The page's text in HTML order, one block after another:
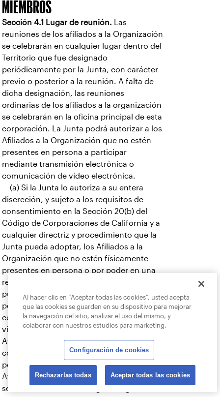
MIEMBROS
Sección 4.1 Lugar de reunión. Las
reuniones de los afiliados a la Organización
se celebrarán en cualquier lugar dentro del
Territorio que fue designado
periódicamente por la Junta, con carácter
previo o posterior a la reunión. A falta de
dicha designación, las reuniones
ordinarias de los afiliados a la organización
se celebrarán en la oficina principal de esta
corporación. La Junta podrá autorizar a los
Afiliados a la Organización que no estén
presentes en persona a participar
mediante transmisión electrónica o
comunicación de video electrónica.
(a) Si la Junta lo autoriza a su entera
discreción, y sujeto a los requisitos de
consentimiento en la Sección 20(b) del
Código de Corporaciones de California y a
cualquier directriz y procedimiento que la
Junta pueda adoptar, los Afiliados a la
Organización que no estén físicamente
presentes en persona o por poder en una
reunión de los Afiliados a la Organización
pueden, mediante transmisión electrónica
por y hacia esta corporación o mediante
comunicación electrónica de pantalla de
video, participar en una reunión de los
Afiliados a la Organización, ser
considerados presentes en persona o por
poder, y votar en una reunión de los
Afiliados a la Organización si esa reunión
se llevará a cabo en un lugar designado o
Al hacer clic en “Aceptar todas las cookies”, usted acepta
que las cookies se guarden en su dispositivo para mejorar
la navegación del sitio, analizar el uso del mismo, y
colaborar con nuestros estudios para marketing.
Configuración de cookies
Rechazarlas todas Aceptar todas las cookies